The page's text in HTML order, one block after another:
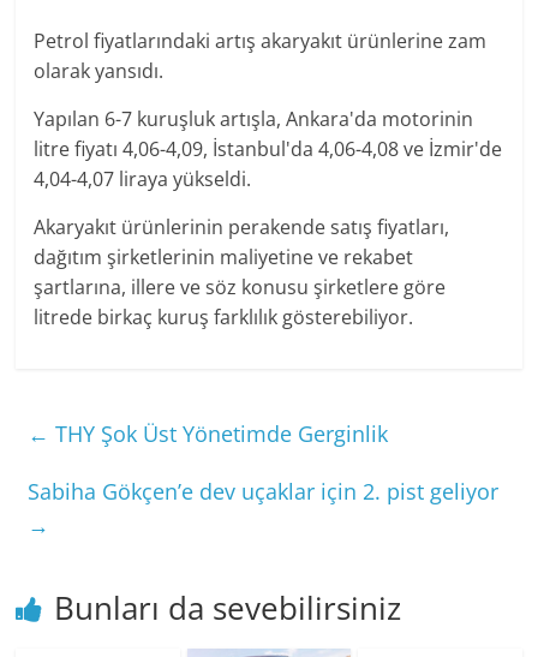
Petrol fiyatlarındaki artış akaryakıt ürünlerine zam
olarak yansıdı.
Yapılan 6-7 kuruşluk artışla, Ankara'da motorinin
litre fiyatı 4,06-4,09, İstanbul'da 4,06-4,08 ve İzmir'de
4,04-4,07 liraya yükseldi.
Akaryakıt ürünlerinin perakende satış fiyatları,
dağıtım şirketlerinin maliyetine ve rekabet
şartlarına, illere ve söz konusu şirketlere göre
litrede birkaç kuruş farklılık gösterebiliyor.
← THY Şok Üst Yönetimde Gerginlik
Sabiha Gökçen’e dev uçaklar için 2. pist geliyor
→
Bunları da sevebilirsiniz